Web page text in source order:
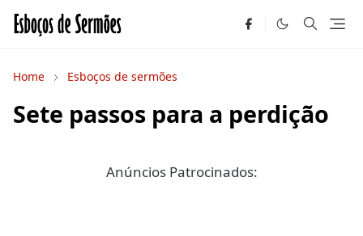
Home Esboços de sermões
Sete passos para a perdição
Anúncios Patrocinados: